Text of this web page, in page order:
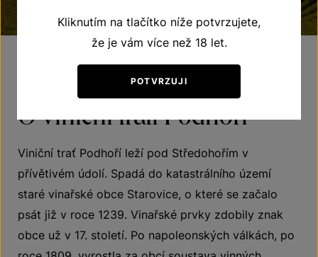
O viniční trati Podhoří
Viniční trať Podhoří leží pod Středohořím v
přívětivém údolí. Spadá do katastrálního území
staré vinařské obce Starovice, o které se začalo
psát již v roce 1239. Vinařské prvky zdobily znak
obce už v 17. století. Po napoleonských válkách, po
Kliknutím na tlačítko níže potvrzujete,
že je vám více než 18 let.
POTVRZUJI